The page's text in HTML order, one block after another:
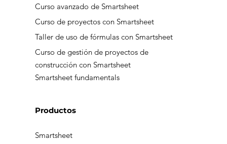
Productos
Smartsheet
Curso avanzado de Smartsheet
Curso de proyectos con Smartsheet
Taller de uso de fórmulas con Smartsheet
Curso de gestión de proyectos de
construcción con Smartsheet
Smartsheet fundamentals